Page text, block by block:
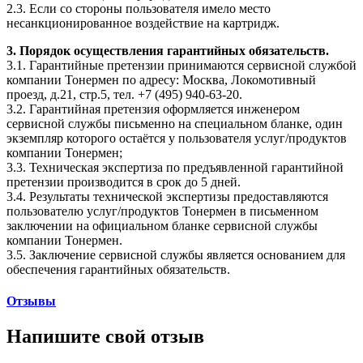
2.3. Если со стороны пользователя имело место
несанкционированное воздействие на картридж.
3. Порядок осуществления гарантийных обязательств.
3.1. Гарантийные претензии принимаются сервисной службой
компании Тонермен по адресу: Москва, Локомотивный
проезд, д.21, стр.5, тел. +7 (495) 940-63-20.
3.2. Гарантийная претензия оформляется инженером
сервисной службы письменно на специальном бланке, один
экземпляр которого остаётся у пользователя услуг/продуктов
компании Тонермен;
3.3. Техническая экспертиза по предъявленной гарантийной
претензии производится в срок до 5 дней.
3.4. Результаты технической экспертизы предоставляются
пользователю услуг/продуктов Тонермен в письменном
заключении на официальном бланке сервисной службы
компании Тонермен.
3.5. Заключение сервисной службы является основанием для
обеспечения гарантийных обязательств.
Отзывы
Напишите свой отзыв